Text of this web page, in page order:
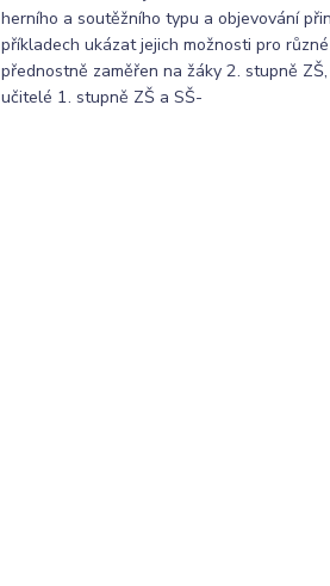
herního a soutěžního typu a objevování
příkladech ukázat jejich možnosti pro
přednostně zaměřen na žáky 2. stupně
učitelé 1. stupně ZŠ a SŠ-